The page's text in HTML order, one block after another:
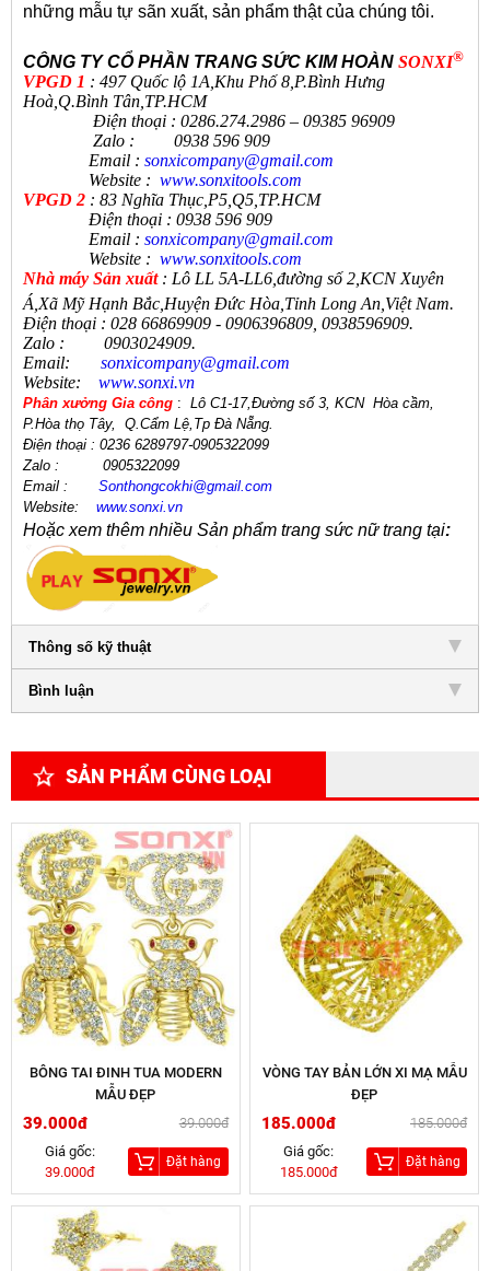
những mẫu tự sãn xuất, sản phẩm thật của chúng tôi.
CÔNG TY CỔ PHẦN TRANG SỨC KIM HOÀN SONXI®
VPGD 1 : 497 Quốc lộ 1A,Khu Phố 8,P.Bình Hưng
Hoà,Q.Bình Tân,TP.HCM
Điện thoại : 0286.274.2986 – 09385 96909
Zalo : 0938 596 909
Email : sonxicompany@gmail.com
Website : www.sonxitools.com
VPGD 2 : 83 Nghĩa Thục,P5,Q5,TP.HCM
Điện thoại : 0938 596 909
Email : sonxicompany@gmail.com
Website : www.sonxitools.com
Nhà máy Sản xuất : Lô LL 5A-LL6,đường số 2,KCN Xuyên
Á,Xã Mỹ Hạnh Bắc,Huyện Đức Hòa,Tỉnh Long An,Việt Nam.
Điện thoại : 028 66869909 - 0906396809, 0938596909.
Zalo : 0903024909.
Email:
sonxicompany@gmail.com
Website:
www.sonxi.vn
Phân xưởng Gia công : Lô C1-17,Đường số 3, KCN Hòa cầm,
P.Hòa thọ Tây,
Q.Cẩm Lệ Tp Đà Nẵng.
Điện thoại : 0236 6289797-0905322099
Zalo : 0905322099
Email : Sonthongcokhi@gmail. com
Website:
www.sonxi. vn
Hoặc xem thêm nhiều Sản phẩm trang sức nữ trang tại:
Thông số kỹ thuật
Bình luận
SẢN PHẨM CÙNG LOẠI
BÔNG TAI ĐINH TUA MODERN
MẪU ĐẸP
39.000đ
39.000đ
Giá gốc:
39.000đ
Đặt hàng
VÒNG TAY BẢN LỚN XI MẠ MẪU
ĐẸP
185.000đ
185.000đ
Giá gốc:
185.000đ
Đặt hàng